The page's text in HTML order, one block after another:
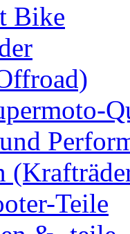
Bike
Teile